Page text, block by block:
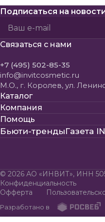
Подписаться на
Политикой конфиденциальности
Связаться с нами
+7 (495) 502-85-35
info@invitcosmetic.ru
М.О., г. Королев, ул.
Каталог
Компания
Помощь
Бьюти-трендыГазета
© 2026 АО «ИНВИТ», ИНН
Конфиденциальность
Офферта
Разработано в